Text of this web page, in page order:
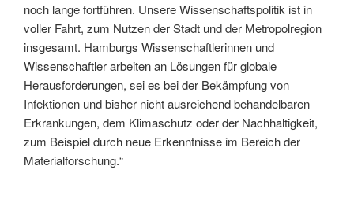
noch lange fortführen. Unsere Wissenschaftspolitik ist in
voller Fahrt, zum Nutzen der Stadt und der Metropolregion
insgesamt. Hamburgs Wissenschaftlerinnen und
Wissenschaftler arbeiten an Lösungen für globale
Herausforderungen, sei es bei der Bekämpfung von
Infektionen und bisher nicht ausreichend behandelbaren
Erkrankungen, dem Klimaschutz oder der Nachhaltigkeit,
zum Beispiel durch neue Erkenntnisse im Bereich der
Materialforschung.“